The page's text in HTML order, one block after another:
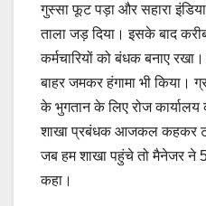
गुस्सा फूट पड़ा और सहारा
ताला जड़ दिया। इसके बाद
कर्मचारियों को बंधक बनाए
बाहर जमकर हंगामा भी किया।
के भुगतान के लिए रोज
शाखा प्रबंधक आजकल कहकर
जब हम शाखा पहुंचे तो मैनेजर ने
कहा।